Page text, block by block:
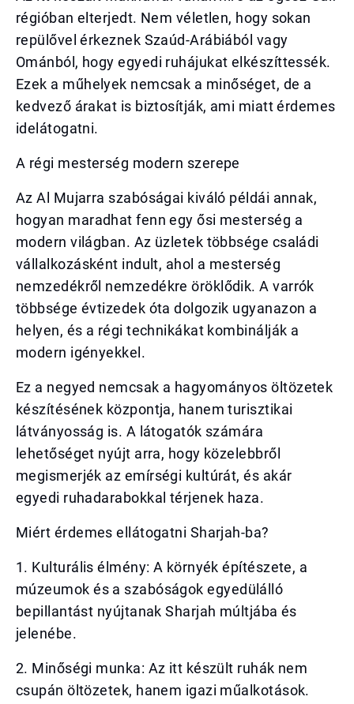
régióban elterjedt. Nem véletlen, hogy sokan
repülővel érkeznek Szaúd-Arábiából vagy
Ománból, hogy egyedi ruhájukat elkészíttessék.
Ezek a műhelyek nemcsak a minőséget, de a
kedvező árakat is biztosítják, ami miatt érdemes
idelátogatni.
A régi mesterség modern szerepe
Az Al Mujarra szabóságai kiváló példái annak,
hogyan maradhat fenn egy ősi mesterség a
modern világban. Az üzletek többsége családi
vállalkozásként indult, ahol a mesterség
nemzedékről nemzedékre öröklődik. A varrók
többsége évtizedek óta dolgozik ugyanazon a
helyen, és a régi technikákat kombinálják a
modern igényekkel.
Ez a negyed nemcsak a hagyományos öltözetek
készítésének központja, hanem turisztikai
látványosság is. A látogatók számára
lehetőséget nyújt arra, hogy közelebbről
megismerjék az emírségi kultúrát, és akár
egyedi ruhadarabokkal térjenek haza.
Miért érdemes ellátogatni Sharjah-ba?
1. Kulturális élmény: A környék építészete, a
múzeumok és a szabóságok egyedülálló
bepillantást nyújtanak Sharjah múltjába és
jelenébe.
2. Minőségi munka: Az itt készült ruhák nem
csupán öltözetek, hanem igazi műalkotások.